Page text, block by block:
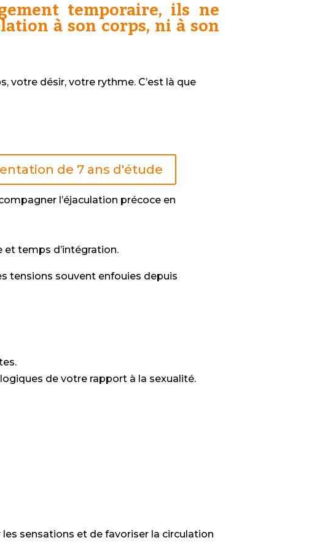
temporaire, ils ne
à son corps, ni à son
votre désir, votre rythme. C’est là que
de 7 ans d'étude
l’éjaculation précoce en
et temps d’intégration.
tensions souvent enfouies depuis
de votre rapport à la sexualité.
sensations et de favoriser la circulation